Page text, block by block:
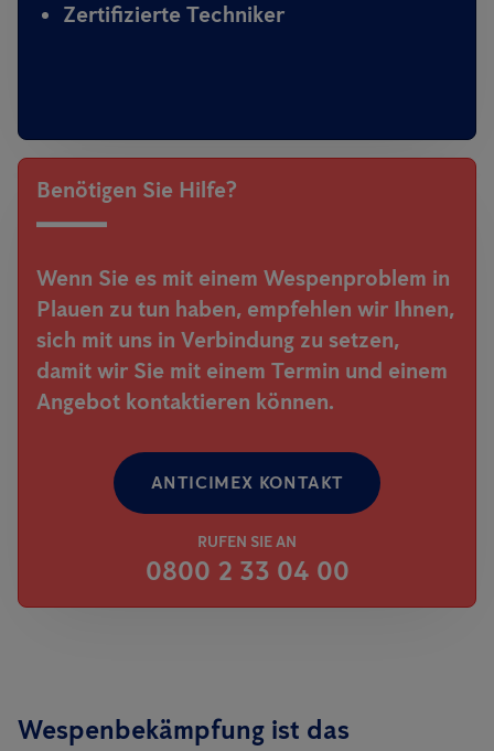
Zertifizierte Techniker
Benötigen Sie Hilfe?
Wenn Sie es mit einem Wespenproblem in
Plauen zu tun haben, empfehlen wir Ihnen,
sich mit uns in Verbindung zu setzen,
damit wir Sie mit einem Termin und einem
Angebot kontaktieren können.
ANTICIMEX KONTAKT
RUFEN SIE AN
0800 2 33 04 00
Wespenbekämpfung ist das